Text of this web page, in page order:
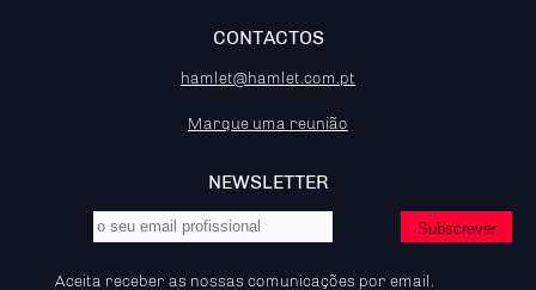
CONTACTOS
hamlet@hamlet.com.pt
Marque uma reunião
NEWSLETTER
Aceita receber as nossas comunicações por email.